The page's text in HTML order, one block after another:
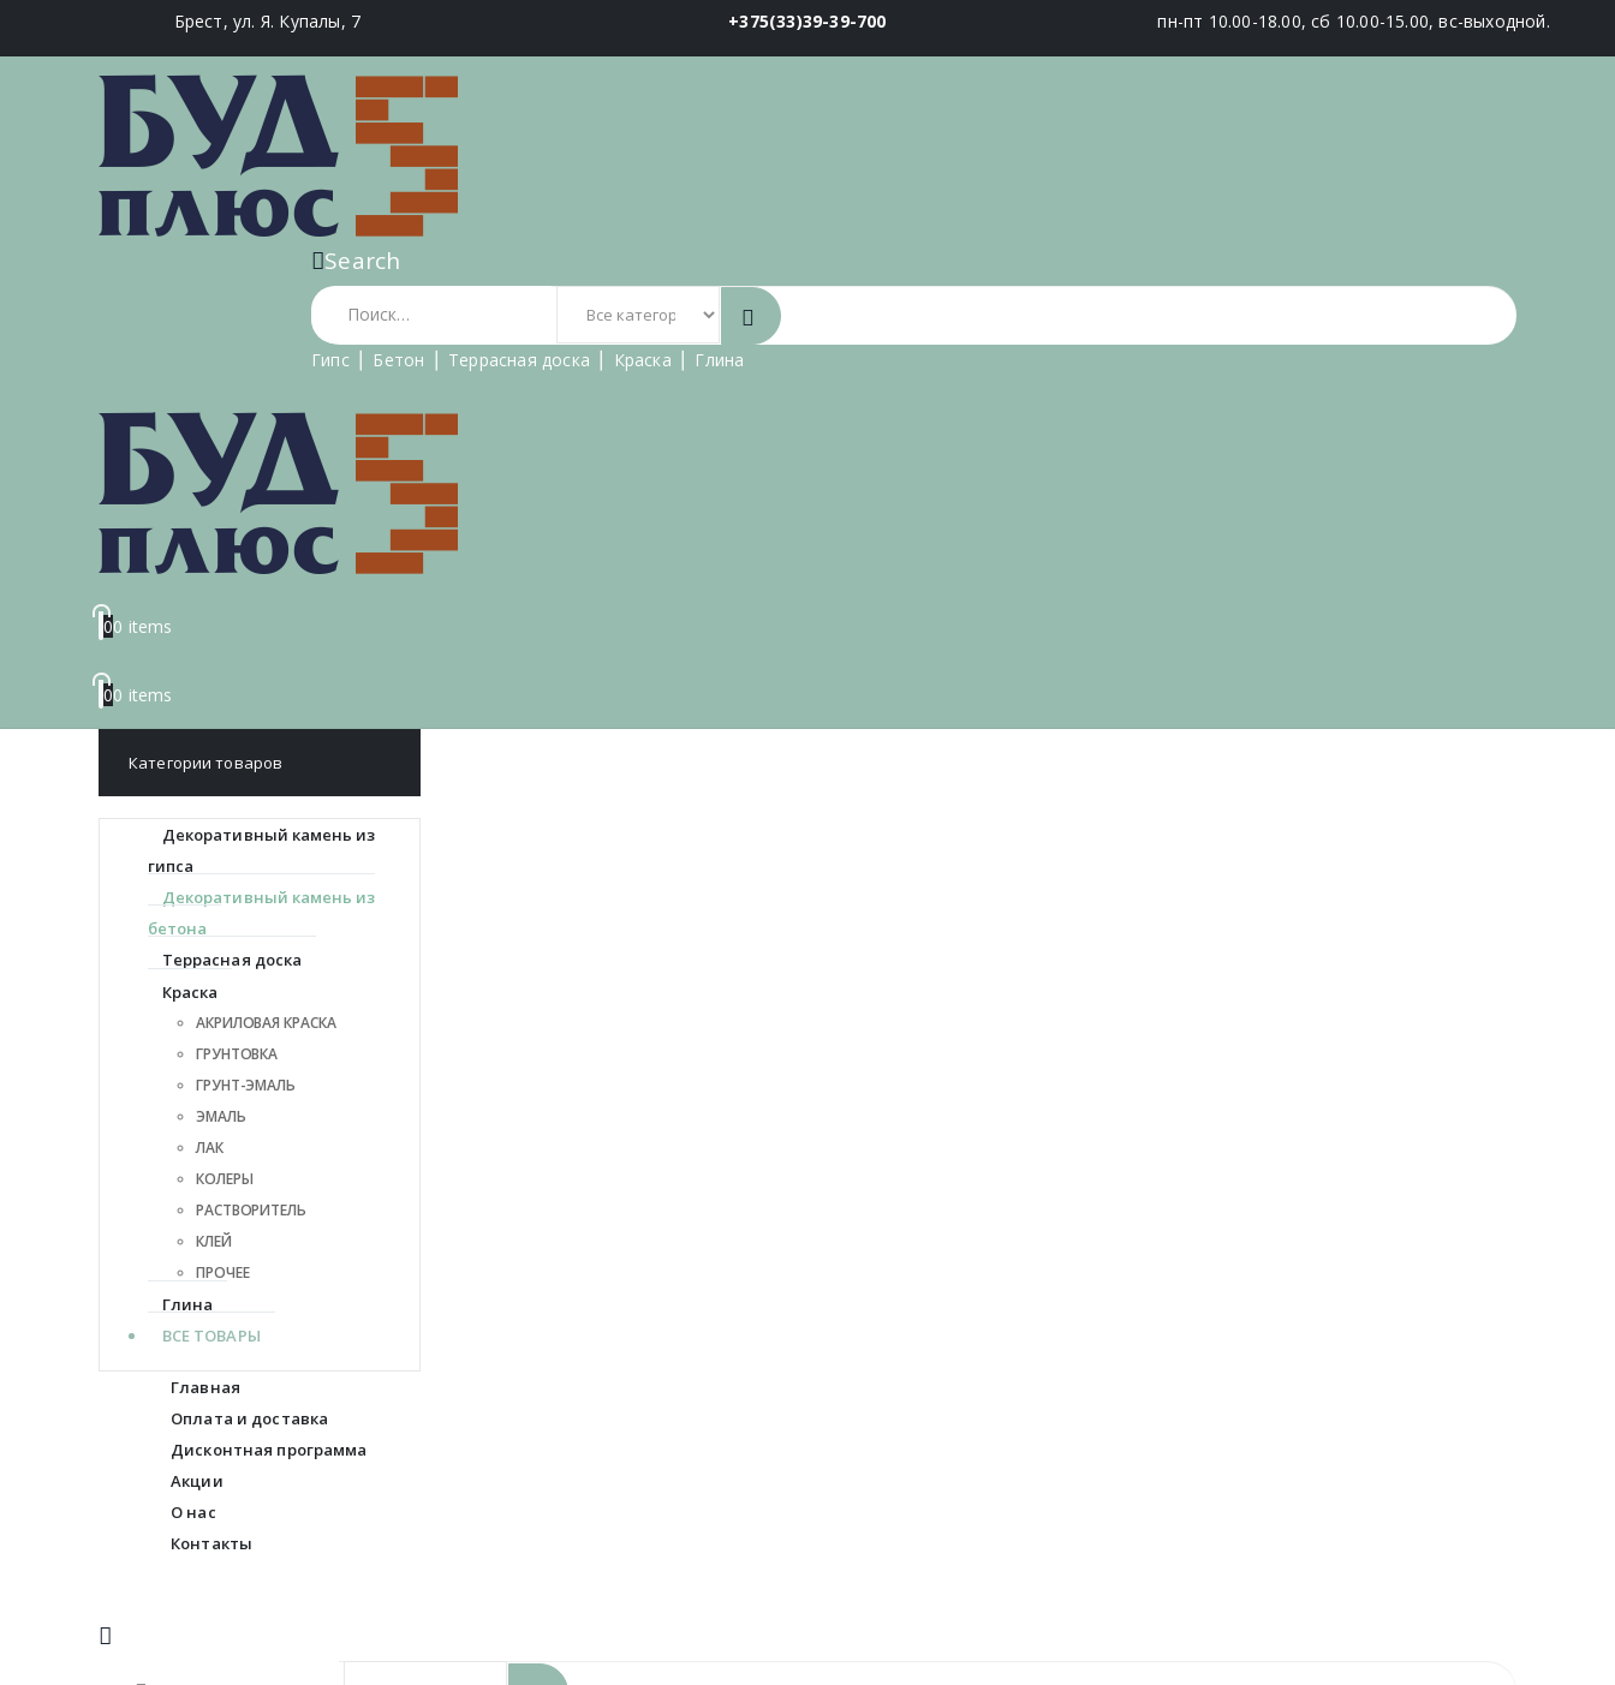
Брест, ул. Я. Купалы, 7 +375(33)39-39-700 пн-пт 10.00-18.00, сб 10.00-15.00, вс-выходной.
Search
Гипс⎪ Бетон Террасная доска Краска Глина
00 items
00 items
Категории товаров
Декоративный камень из
гипса
Декоративный камень из
бетона
Террасная доска
Краска
АКРИЛОВАЯ КРАСКА
ГРУНТОВКА
ГРУНТ-ЭМАЛЬ
ЭМАЛЬ
ЛАК
КОЛЕРЫ
РАСТВОРИТЕЛЬ
КЛЕЙ
ПРОЧЕЕ
Глина
ВСЕ ТОВАРЫ
Главная
Оплата и доставка
Дисконтная программа
Акции
О нас
Контакты